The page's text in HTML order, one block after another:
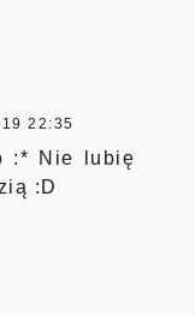
22:35
:* Nie lubię
:D